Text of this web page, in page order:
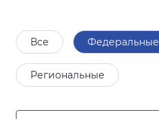
Все Федеральные
Региональные